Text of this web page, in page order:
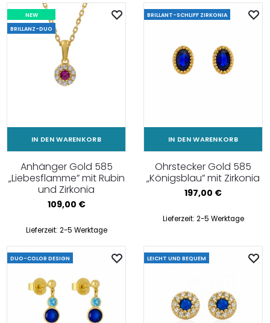
NEW
BRILLANZ-DUO
IN DEN WARENKORB
Anhänger Gold 585
„Liebesflamme” mit Rubin
und Zirkonia
109,00 €
Lieferzeit: 2-5 Werktage
BRILLANT-SCHLIFF ZIRKONIA
IN DEN WARENKORB
Ohrstecker Gold 585
„Königsblau” mit Zirkonia
197,00 €
Lieferzeit: 2-5 Werktage
DUO-COLOR DESIGN LEICHT UND BEQUEM